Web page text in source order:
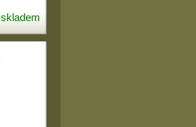
skladem